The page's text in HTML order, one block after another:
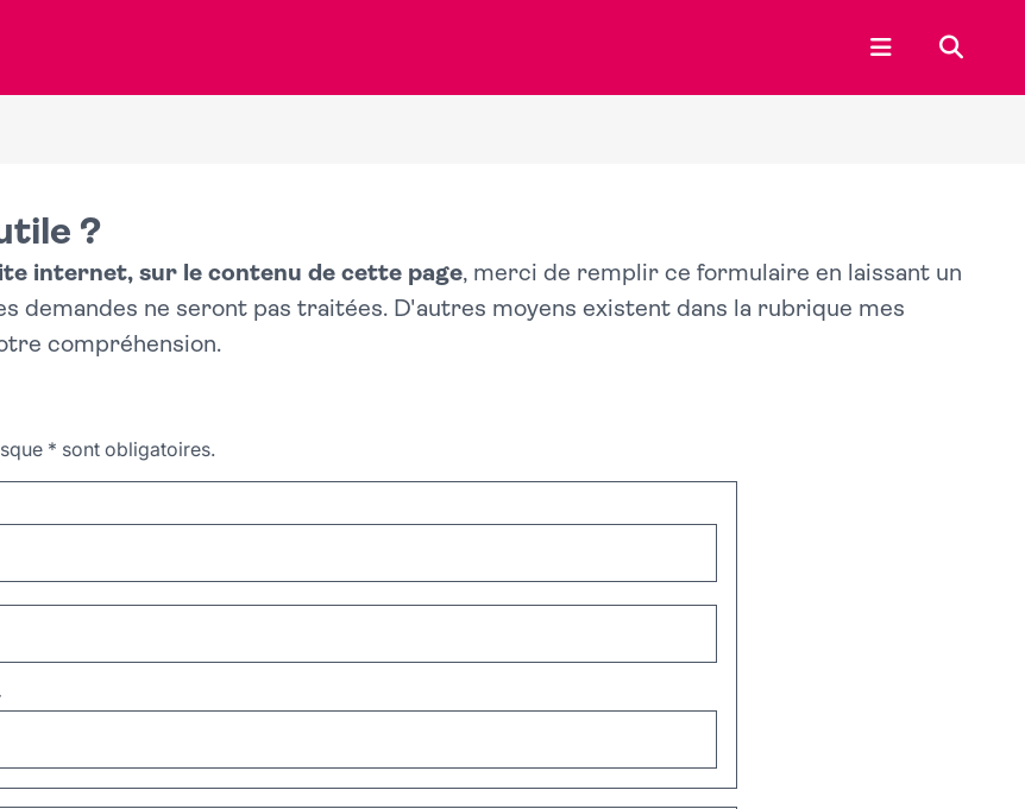
Ouvrir le menu
?
internet, sur le contenu de cette page, merci de remplir ce formulaire en laissant un
demandes ne seront pas traitées. D'autres moyens existent dans la rubrique mes
compréhension.
* sont obligatoires.